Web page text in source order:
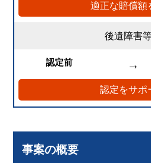
適正な賠償額
後遺障害
認定前 →
認定をサポ
事案の概要